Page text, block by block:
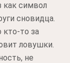
как символ
сновидца.
кто-то за
ловушки.
не